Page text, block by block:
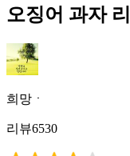
오징어 과자
희망ㆍ
리뷰6530